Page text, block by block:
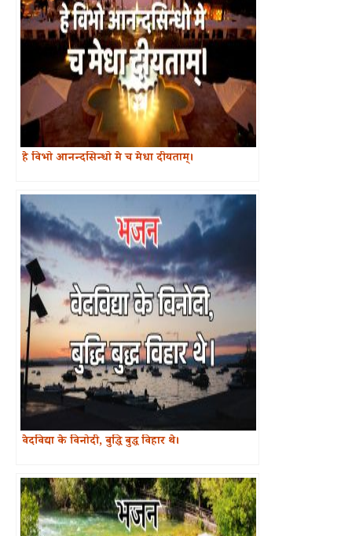
हे विभो आनन्दसिन्धो मे च मेधा दीयताम्।
वेदविद्या के विनोदी, बुद्धि बुद्ध विहार थे।